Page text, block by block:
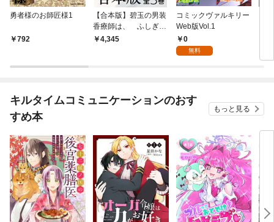
勇者様のお師匠様1
792
【合本版】碧玉の男装
香療師は、 ふしぎな
癒やし術で宮廷医官に
4,345
コミックヴァルキリー
Web版Vol.1
0
無料
キルタイムコミュニケーションのおす
すめ本
もっと見る